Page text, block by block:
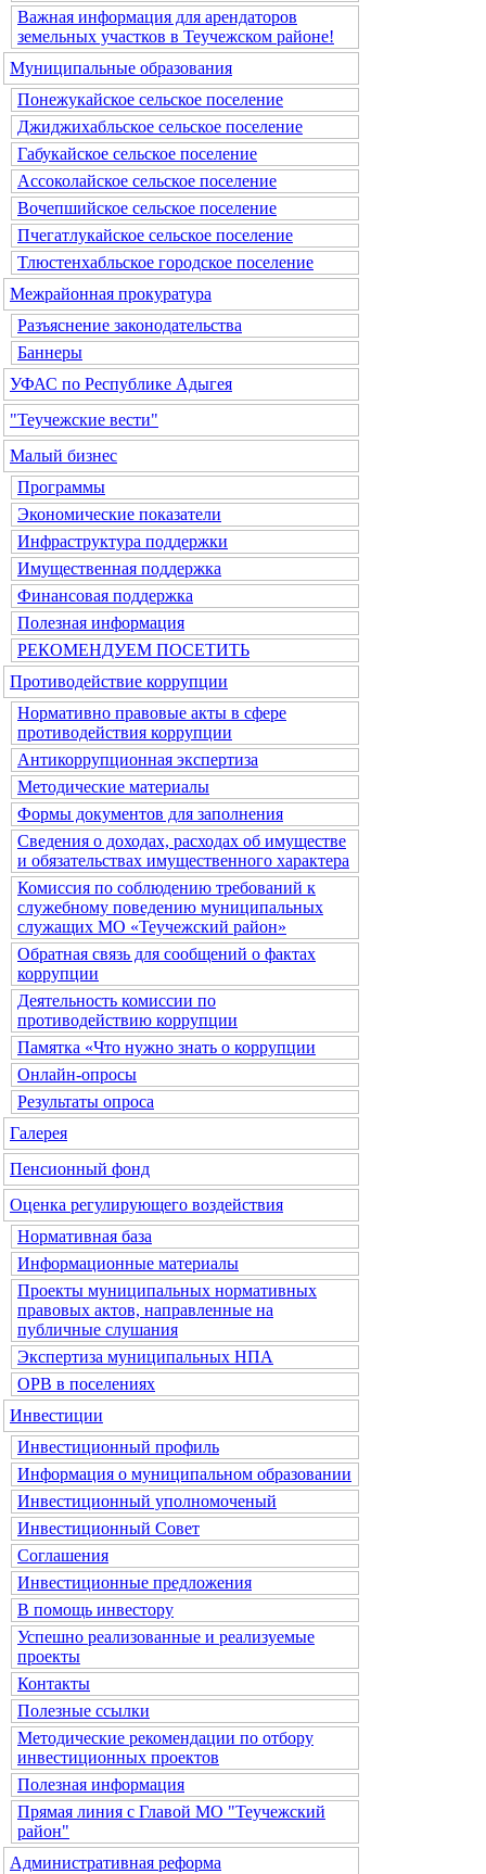
Важная информация для арендаторов
земельных участков в Теучежском районе!
Муниципальные образования
Понежукайское сельское поселение
Джиджихабльское сельское поселение
Габукайское сельское поселение
Ассоколайское сельское поселение
Вочепшийское сельское поселение
Пчегатлукайское сельское поселение
Тлюстенхабльское городское поселение
Межрайонная прокуратура
Разъяснение законодательства
Баннеры
УФАС по Республике Адыгея
"Теучежские вести"
Малый бизнес
Программы
Экономические показатели
Инфраструктура поддержки
Имущественная поддержка
Финансовая поддержка
Полезная информация
РЕКОМЕНДУЕМ ПОСЕТИТЬ
Противодействие коррупции
Нормативно правовые акты в сфере
противодействия коррупции
Антикоррупционная экспертиза
Методические материалы
Формы документов для заполнения
Сведения о доходах, расходах об имуществе
и обязательствах имущественного характера
Комиссия по соблюдению требований к
служебному поведению муниципальных
служащих МО «Теучежский район»
Обратная связь для сообщений о фактах
коррупции
Деятельность комиссии по
противодействию коррупции
Памятка «Что нужно знать о коррупции
Онлайн-опросы
Результаты опроса
Галерея
Пенсионный фонд
Оценка регулирующего воздействия
Нормативная база
Информационные материалы
Проекты муниципальных нормативных
правовых актов, направленные на
публичные слушания
Экспертиза муниципальных НПА
ОРВ в поселениях
Инвестиции
Инвестиционный профиль
Информация о муниципальном образовании
Инвестиционный уполномоченый
Инвестиционный Совет
Соглашения
Инвестиционные предложения
В помощь инвестору
Успешно реализованные и реализуемые
проекты
Контакты
Полезные ссылки
Методические рекомендации по отбору
инвестиционных проектов
Полезная информация
Прямая линия с Главой МО "Теучежский
район"
Административная реформа